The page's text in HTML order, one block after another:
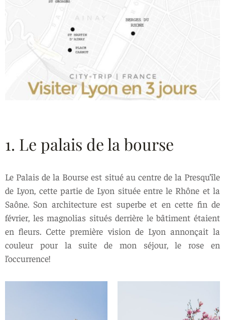
1. Le palais de la bourse
Le Palais de la Bourse est situé au centre de la Presqu’île
de Lyon, cette partie de Lyon située entre le Rhône et la
Saône. Son architecture est superbe et en cette fin de
février, les magnolias situés derrière le bâtiment étaient
en fleurs. Cette première vision de Lyon annonçait la
couleur pour la suite de mon séjour, le rose en
l’occurrence!